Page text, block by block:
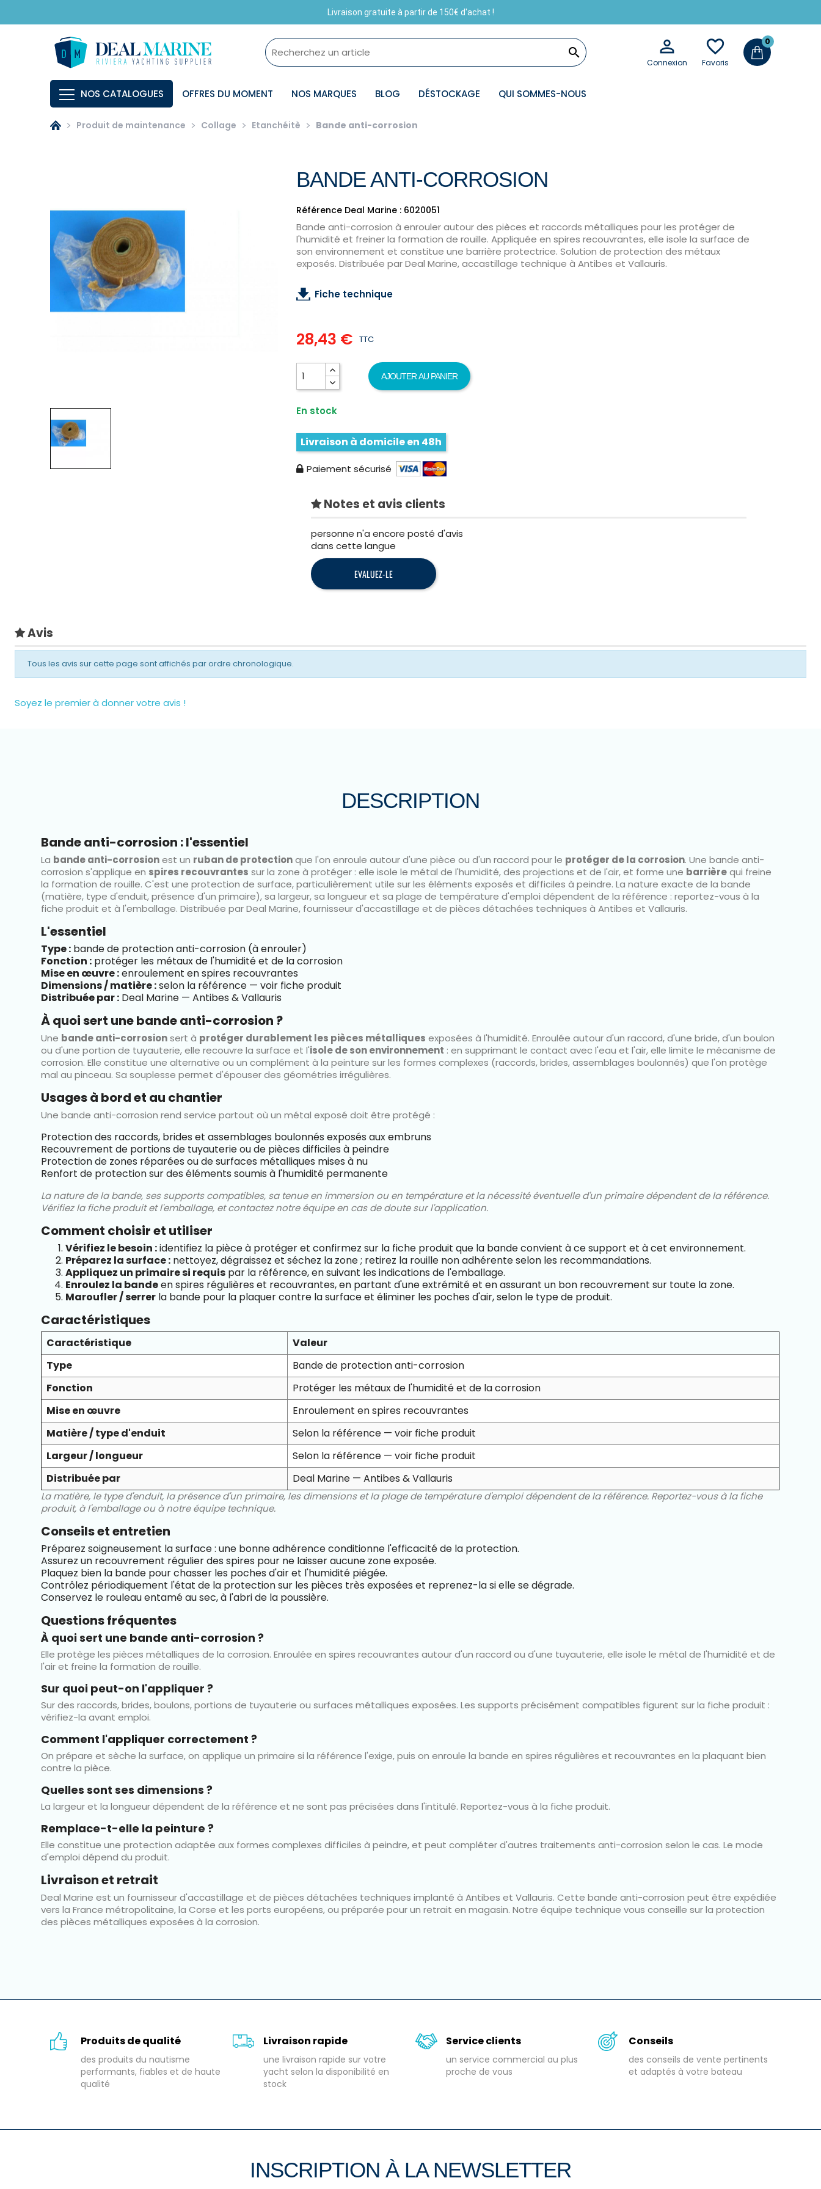
Livraison gratuite à partir de 150€ d'achat !
 
Connexion
favorite_border
Favoris
0
NOS CATALOGUES OFFRES DU MOMENT NOS MARQUES BLOG DÉSTOCKAGE QUI SOMMES-NOUS
Produit de maintenance Collage Etanchéitè Bande anti-corrosion
BANDE ANTI-CORROSION
Référence Deal Marine : 6020051
Bande anti-corrosion à enrouler autour des pièces et raccords métalliques pour les protéger de
l'humidité et freiner la formation de rouille. Appliquée en spires recouvrantes, elle isole la surface de
son environnement et constitue une barrière protectrice. Solution de protection des métaux
exposés. Distribuée par Deal Marine, accastillage technique à Antibes et Vallauris.
Fiche technique
28,43 € TTC
AJOUTER AU PANIER
En stock
Livraison à domicile en 48h
Paiement sécurisé
Notes et avis clients
personne n'a encore posté d'avis
dans cette langue
EVALUEZ-LE
Avis
Tous les avis sur cette page sont affichés par ordre chronologique.
Soyez le premier à donner votre avis !
DESCRIPTION
Bande anti-corrosion : l'essentiel
La bande anti-corrosionest un ruban de protectionque l'on enroule autour d'une pièce ou d'un raccord pour le protéger de la corrosion. Une bande anti-
corrosion s'applique en spires recouvrantes sur la zone à protéger : elle isole le métal de l'humidité, des projections et de l'air, et forme une barrièrequi freine
la formation de rouille. C'est une protection de surface, particulièrement utile sur les éléments exposés et difficiles à peindre. La nature exacte de la bande
(matière, type d'enduit, présence d'un primaire), sa largeur, sa longueur et sa plage de température d'emploi dépendent de la référence : reportez-vous à la
fiche produit et à l'emballage. Distribuée par Deal Marine, fournisseur d'accastillage et de pièces détachées techniques à Antibes et Vallauris.
L'essentiel
Type : bande de protection anti-corrosion (à enrouler)
Fonction : protéger les métaux de l'humidité et de la corrosion
Mise en œuvre :enroulement en spires recouvrantes
Dimensions / matière :selon la référence — voir fiche produit
Distribuée par : Deal Marine — Antibes & Vallauris
À quoi sert une bande anti-corrosion ?
Une bande anti-corrosionsert à protéger durablement les pièces métalliques exposées à l'humidité. Enroulée autour d'un raccord, d'une bride, d'un boulon
ou d'une portion de tuyauterie, elle recouvre la surface et l'isole de son environnement : en supprimant le contact avec l'eau et l'air, elle limite le mécanisme de
corrosion. Elle constitue une alternative ou un complément à la peinture sur les formes complexes (raccords, brides, assemblages boulonnés) que l'on protège
mal au pinceau. Sa souplesse permet d'épouser des géométries irrégulières.
Usages à bord et au chantier
Une bande anti-corrosion rend service partout où un métal exposé doit être protégé :
Protection des raccords, brides et assemblages boulonnés exposés aux embruns
Recouvrement de portions de tuyauterie ou de pièces difficiles à peindre
Protection de zones réparées ou de surfaces métalliques mises à nu
Renfort de protection sur des éléments soumis à l'humidité permanente
La nature de la bande, ses supports compatibles, sa tenue en immersion ou en température et la nécessité éventuelle d'un primaire dépendent de la référence.
Vérifiez la fiche produit et l'emballage, et contactez notre équipe en cas de doute sur l'application.
Comment choisir et utiliser
Vérifiez le besoin :identifiez la pièce à protéger et confirmez sur la fiche produit que la bande convient à ce support et à cet environnement.
Préparez la surface : nettoyez, dégraissez et séchez la zone ; retirez la rouille non adhérente selon les recommandations.
Appliquez un primaire si requis par la référence, en suivant les indications de l'emballage.
Enroulez la bandeen spires régulières et recouvrantes, en partant d'une extrémité et en assurant un bon recouvrement sur toute la zone.
Maroufler / serrer la bande pour la plaquer contre la surface et éliminer les poches d'air, selon le type de produit.
Caractéristiques
Caractéristique
Valeur
Type
Bande de protection anti-corrosion
Fonction
Protéger les métaux de l'humidité et de la corrosion
Mise en œuvre
Enroulement en spires recouvrantes
Matière / type d'enduit
Selon la référence — voir fiche produit
Largeur / longueur
Selon la référence — voir fiche produit
Distribuée par
Deal Marine — Antibes & Vallauris
La matière, le type d'enduit, la présence d'un primaire, les dimensions et la plage de température d'emploi dépendent de la référence. Reportez-vous à la fiche
produit, à l'emballage ou à notre équipe technique.
Conseils et entretien
Préparez soigneusement la surface : une bonne adhérence conditionne l'efficacité de la protection.
Assurez un recouvrement régulier des spires pour ne laisser aucune zone exposée.
Plaquez bien la bande pour chasser les poches d'air et l'humidité piégée.
Contrôlez périodiquement l'état de la protection sur les pièces très exposées et reprenez-la si elle se dégrade.
Conservez le rouleau entamé au sec, à l'abri de la poussière.
Questions fréquentes
À quoi sert une bande anti-corrosion ?
Elle protège les pièces métalliques de la corrosion. Enroulée en spires recouvrantes autour d'un raccord ou d'une tuyauterie, elle isole le métal de l'humidité et de
l'air et freine la formation de rouille.
Sur quoi peut-on l'appliquer ?
Sur des raccords, brides, boulons, portions de tuyauterie ou surfaces métalliques exposées. Les supports précisément compatibles figurent sur la fiche produit :
vérifiez-la avant emploi.
Comment l'appliquer correctement ?
On prépare et sèche la surface, on applique un primaire si la référence l'exige, puis on enroule la bande en spires régulières et recouvrantes en la plaquant bien
contre la pièce.
Quelles sont ses dimensions ?
La largeur et la longueur dépendent de la référence et ne sont pas précisées dans l'intitulé. Reportez-vous à la fiche produit.
Remplace-t-elle la peinture ?
Elle constitue une protection adaptée aux formes complexes difficiles à peindre, et peut compléter d'autres traitements anti-corrosion selon le cas. Le mode
d'emploi dépend du produit.
Livraison et retrait
Deal Marine est un fournisseur d'accastillage et de pièces détachées techniques implanté à Antibes et Vallauris. Cette bande anti-corrosion peut être expédiée
vers la France métropolitaine, la Corse et les ports européens, ou préparée pour un retrait en magasin. Notre équipe technique vous conseille sur la protection
des pièces métalliques exposées à la corrosion.
Produits de qualité
des produits du nautisme
performants, fiables et de haute
qualité
Livraison rapide
une livraison rapide sur votre
yacht selon la disponibilité en
stock
Service clients
un service commercial au plus
proche de vous
Conseils
des conseils de vente pertinents
et adaptés à votre bateau
INSCRIPTION À LA NEWSLETTER